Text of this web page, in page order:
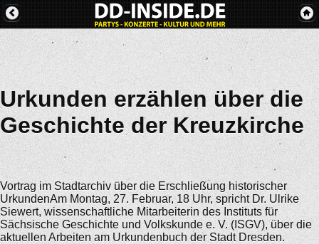
Urkunden erzählen über die
Geschichte der Kreuzkirche
Vortrag im Stadtarchiv über die Erschließung historischer
UrkundenAm Montag, 27. Februar, 18 Uhr, spricht Dr. Ulrike
Siewert, wissenschaftliche Mitarbeiterin des Instituts für
Sächsische Geschichte und Volkskunde e. V. (ISGV), über die
aktuellen Arbeiten am Urkundenbuch der Stadt Dresden.